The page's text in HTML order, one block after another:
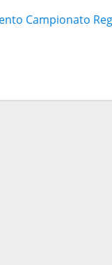
Campionato